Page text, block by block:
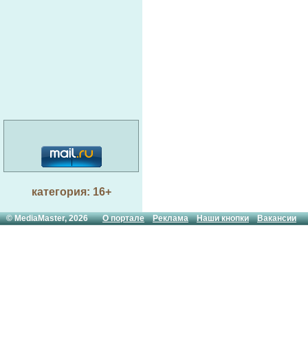
категория: 16+
© MediaMaster, 2026О портале Реклама Наши кнопки Вакансии